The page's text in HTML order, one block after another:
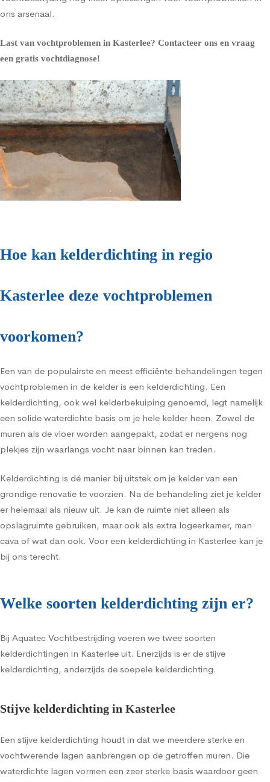
ons arsenaal.
Last van vochtproblemen in Kasterlee? Contacteer ons en vraag
een gratis vochtdiagnose!
Hoe kan kelderdichting in regio
Kasterlee deze vochtproblemen
voorkomen?
Een van de populairste en meest efficiënte behandelingen tegen
vochtproblemen in de kelder is een kelderdichting. Een
kelderdichting, ook wel kelderbekuiping genoemd, legt namelijk
een solide waterdichte basis om je hele kelder heen. Zowel de
muren als de vloer worden aangepakt, zodat er nergens nog
plekjes zijn waarlangs vocht naar binnen kan treden.
Kelderdichting is dé manier bij uitstek om je kelder van een
grondige renovatie te voorzien. Na de behandeling ziet je kelder
er helemaal als nieuw uit. Je kan de ruimte niet alleen als
opslagruimte gebruiken, maar ook als extra logeerkamer, man
cava of wat dan ook. Voor een kelderdichting in Kasterlee kan je
bij ons terecht.
Welke soorten kelderdichting zijn er?
Bij Aquatec Vochtbestrijding voeren we twee soorten
kelderdichtingen in Kasterlee uit. Enerzijds is er de stijve
kelderdichting, anderzijds de soepele kelderdichting.
Stijve kelderdichting in Kasterlee
Een stijve kelderdichting houdt in dat we meerdere sterke en
vochtwerende lagen aanbrengen op de getroffen muren. Die
waterdichte lagen vormen een zeer sterke basis waardoor geen